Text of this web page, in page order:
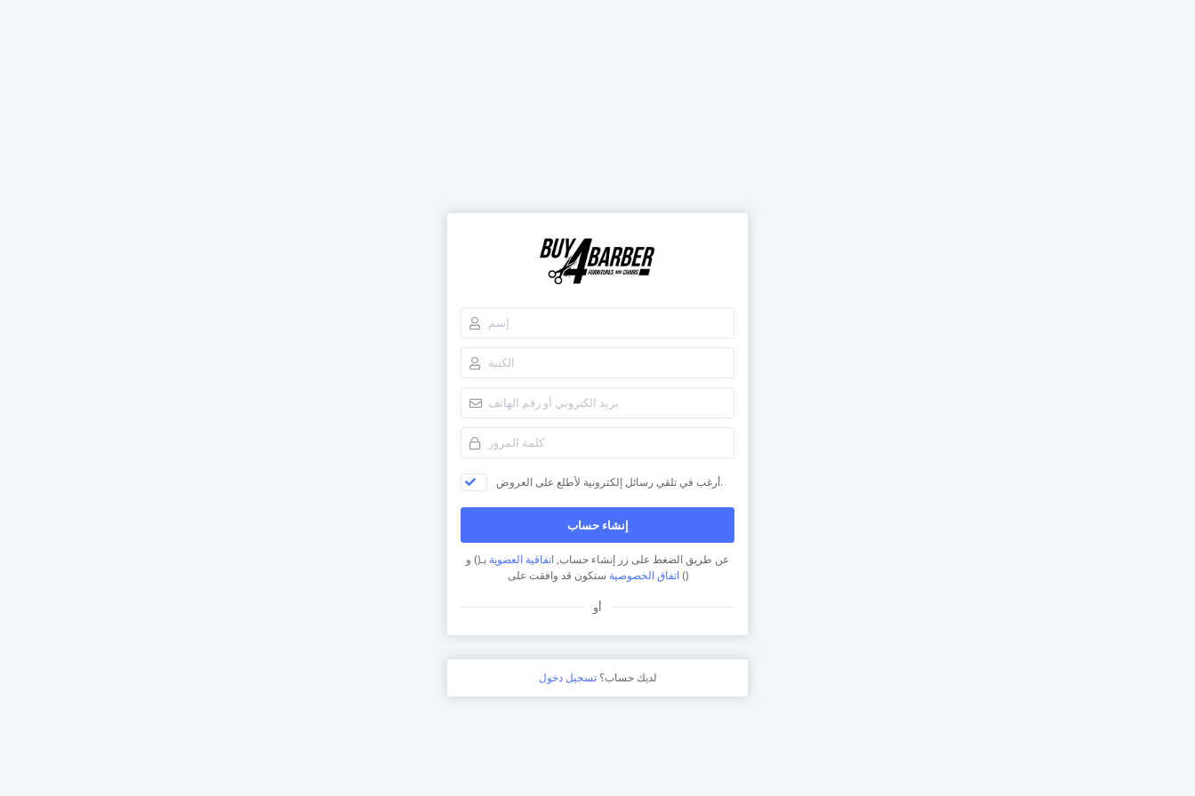
أرغب في تلقي رسائل إلكترونية لأطلع على العروض.
إنشاء حساب
عن طريق الضغط على زر إنشاء حساب, اتفاقية العضوية بـ() و
اتفاق الخصوصيةستكون قد وافقت على ()
أو
لديك حساب؟تسجيل دخول